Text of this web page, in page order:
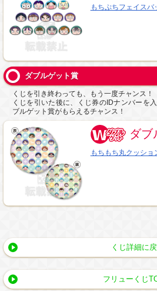
もちぷちフェイスバ
ダブルゲット賞
くじを引き終わっても、もう一度チャンス！
くじを引いた後に、くじ券のIDナンバーを
ブルゲット賞がもらえるチャンス！
ダブ
もちもち丸クッショ
くじ詳細に
フリューくじ